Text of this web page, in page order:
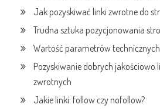
Jak pozyskiwać linki zwrotne do
Trudna sztuka pozycjonowania
Wartość parametrów
Pozyskiwanie dobrych jakościowo
zwrotnych
Jakie linki: follow czy nofollow?